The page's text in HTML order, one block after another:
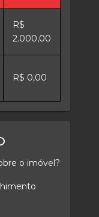
R$
2.000,00
R$ 0,00
o imóvel?